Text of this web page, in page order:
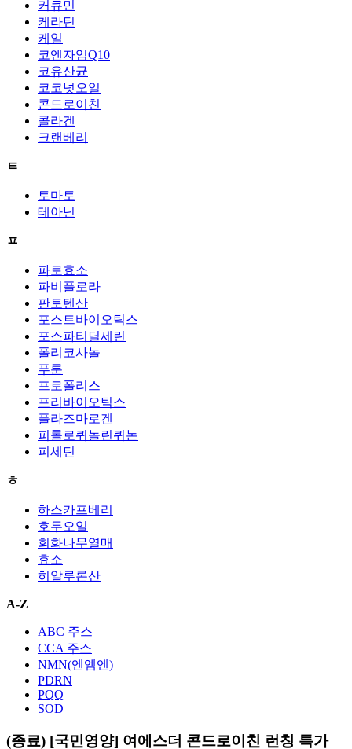
커큐민
케라틴
케일
코엔자임Q10
코유산균
코코넛오일
콘드로이친
콜라겐
크랜베리
ㅌ
토마토
테아닌
ㅍ
파로효소
파비플로라
판토텐산
포스트바이오틱스
포스파티딜세린
폴리코사놀
푸룬
프로폴리스
프리바이오틱스
플라즈마로겐
피롤로퀴놀린퀴논
피세틴
ㅎ
하스카프베리
호두오일
회화나무열매
효소
히알루론산
A-Z
ABC 주스
CCA 주스
NMN(엔엠엔)
PDRN
PQQ
SOD
(종료) [국민영양] 여에스더 콘드로이친 런칭 특가